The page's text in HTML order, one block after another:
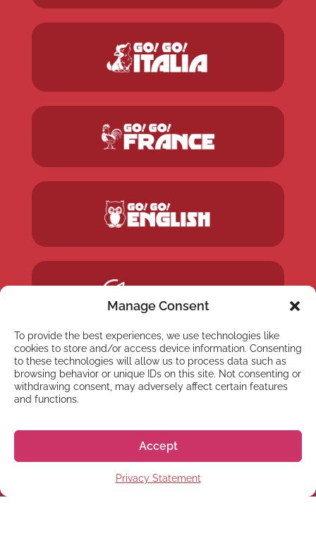
Manage Consent
To provide the best experiences, we use technologies like
cookies to store and/or access device information. Consenting
to these technologies will allow us to process data such as
browsing behavior or unique IDs on this site. Not consenting or
withdrawing consent, may adversely affect certain features
and functions.
Accept
Privacy Statement
NYHETSBREV